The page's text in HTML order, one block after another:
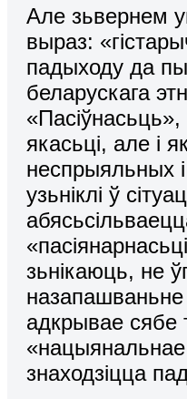
Але зьвернем
выраз:
падыходу да
беларускага
якасьці, але і
неспрыяльных
узьніклі ў
зьнікаюць, не
назапашваньне
адкрывае сябе
знаходзіцца